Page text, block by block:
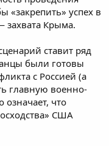
«закрепить» успех в
захвата Крыма.
ставит ряд
были готовы
с Россией (а
главную военно-
означает, что
США